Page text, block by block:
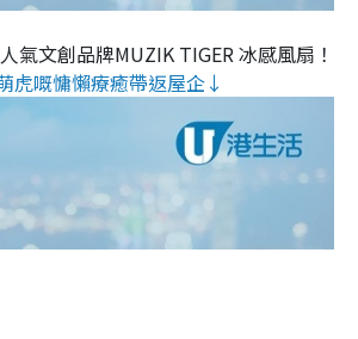
氣文創品牌MUZIK TIGER 冰感風扇！
虎嘅慵懶療癒帶返屋企↓